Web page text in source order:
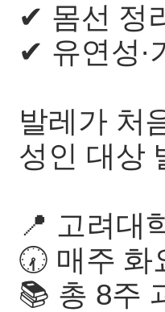
✔ 몸선 정
✔ 유연성·
발레가 처
성인 대상
📍 고려대
🕢 매주 화
📚 총 8주